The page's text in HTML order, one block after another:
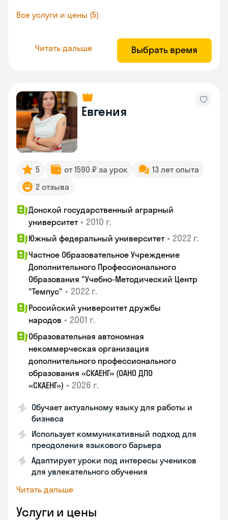
Все услуги и цены (5)
Читать дальше Выбрать время
Евгения
5 от 1590 ₽ за урок
13 лет опыта
2 отзыва
Донской государственный аграрный
университет • 2010 г.
Южный федеральный университет • 2022 г.
Частное Образовательное Учреждение
Дополнительного Профессионального
Образования "Учебно-Методический Центр
"Темпус" • 2022 г.
Российский университет дружбы
народов • 2001 г.
Образовательная автономная
некоммерческая организация
дополнительного профессионального
образования «СКАЕНГ» (ОАНО ДПО
«СКАЕНГ») • 2026 г.
Обучает актуальному языку для работы и
бизнеса
Использует коммуникативный подход для
преодоления языкового барьера
Адаптирует уроки под интересы учеников
для увлекательного обучения
Читать дальше
Услуги и цены